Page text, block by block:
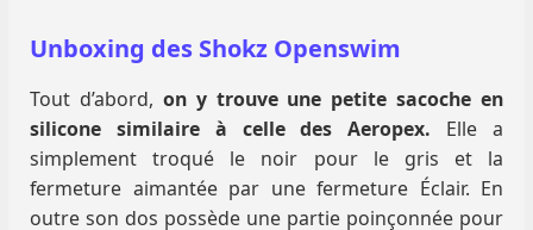
Unboxing des Shokz Openswim
Tout d’abord, on y trouve une petite sacoche en
silicone similaire à celle des Aeropex. Elle a
simplement troqué le noir pour le gris et la
fermeture aimantée par une fermeture Éclair. En
outre son dos possède une partie poinçonnée pour